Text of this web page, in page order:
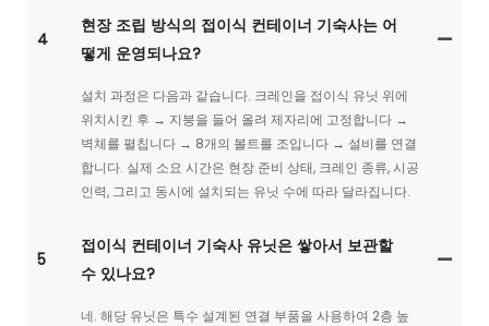
4
현장 조립 방식의 접이식 컨테이너 기숙사는 어
떻게 운영되나요?
설치 과정은 다음과 같습니다. 크레인을 접이식 유닛 위에
위치시킨 후 → 지붕을 들어 올려 제자리에 고정합니다 →
벽체를 펼칩니다 → 8개의 볼트를 조입니다 → 설비를 연결
합니다. 실제 소요 시간은 현장 준비 상태, 크레인 종류, 시공
인력, 그리고 동시에 설치되는 유닛 수에 따라 달라집니다.
5
접이식 컨테이너 기숙사 유닛은 쌓아서 보관할
수 있나요?
네. 해당 유닛은 특수 설계된 연결 부품을 사용하여 2층 높